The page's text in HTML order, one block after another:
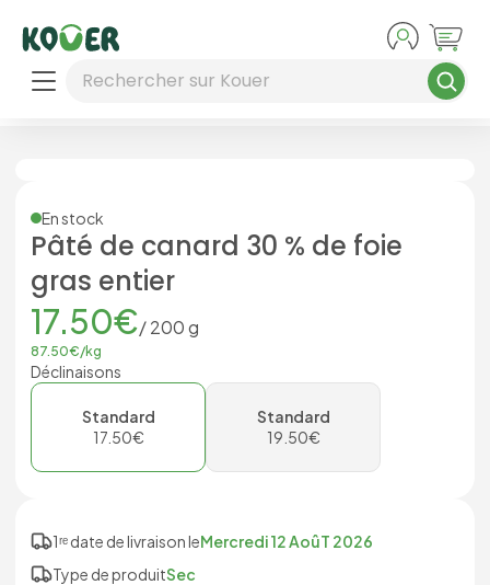
Rechercher sur Kouer
En stock
Pâté de canard 30 % de foie
gras entier
17.50€/200g
87.50€/kg
Déclinaisons
Standard
17.50€
Standard
19.50€
1ʳᵉ date de livraison leMercredi 12 AoûT 2026
Type de produitSec